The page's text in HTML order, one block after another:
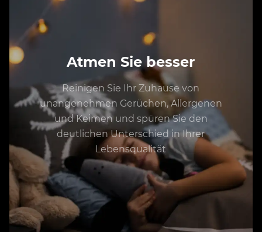
Atmen Sie besser
Reinigen Sie Ihr Zuhause von
unangenehmen Gerüchen, Allergenen
und Keimen und spüren Sie den
deutlichen Unterschied in Ihrer
Lebensqualität